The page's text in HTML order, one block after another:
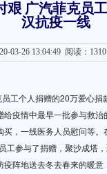
艰 广汽菲克员
汉抗疫一线
03-26 13:04:49 阅读：1310
工个人捐赠的20万爱心捐
疫情中最早一批参与救
买，一线医务人员慰问等
工参与了捐赠，聚沙成塔
疫阵地送去冬去春来的暖